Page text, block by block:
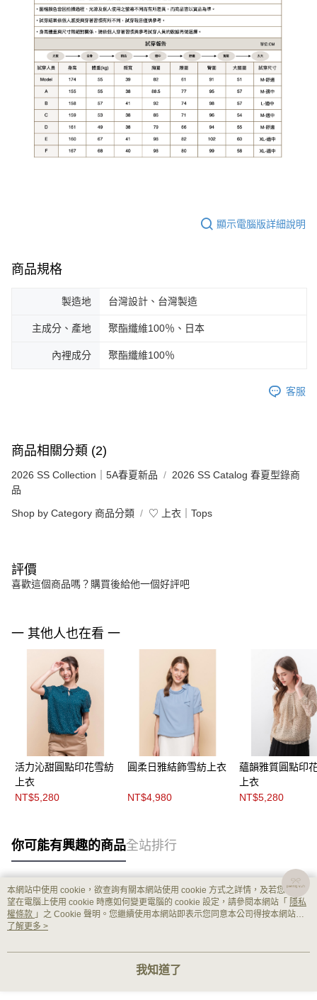
顯示電腦版詳細說明
商品規格
製造地 台灣設計、台灣製造
主成分、產地 聚酯纖維100％、日本
內裡成分 聚酯纖維100％
客服
商品相關分類 (2)
2026 SS Collection｜5A春夏新品
2026 SS Catalog 春夏型錄商
品
Shop by Category 商品分類 ♡ 上衣｜Tops
評價
喜歡這個商品嗎？購買後給他一個好評吧
一 其他人也在看 一
活力沁甜圓點印花雪紡
上衣
NT$5,280
圓柔日雅結飾雪紡上衣
NT$4,980
蘊韻雅質圓點印
上衣
NT$5,280
你可能有興趣的商品全站排行
熱門標籤
本網站中使用 cookie，欲查詢有關本網站使用 cookie 方式之詳情，及若您不希
望在電腦上使用 cookie 時應如何變更電腦的 cookie 設定，請參閱本網站「 隱私
權條款 」之 Cookie 聲明。您繼續使用本網站即表示您同意本公司得按本網站使
用條款之 Cookie 聲明使用 cookie。
了解更多 >
我知道了